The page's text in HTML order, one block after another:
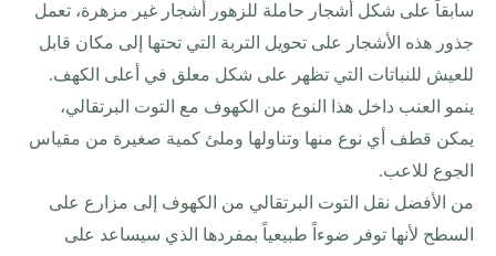
سابقاً على شكل أشجار حاملة للزهور أشجار غير مزهرة، تعمل
جذور هذه الأشجار على تحويل التربة التي تحتها إلى مكان قابل
للعيش للنباتات التي تظهر على شكل معلق في أعلى الكهف.
ينمو العنب داخل هذا النوع من الكهوف مع التوت البرتقالي،
يمكن قطف أي نوع منها وتناولها وملئ كمية صغيرة من مقياس
الجوع للاعب.
من الأفضل نقل التوت البرتقالي من الكهوف إلى مزارع على
السطح لأنها توفر ضوءاً طبيعياً بمفردها الذي سيساعد على